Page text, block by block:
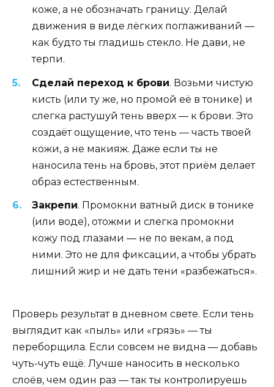
коже, а не обозначать границу. Делай
движения в виде лёгких поглаживаний —
как будто ты гладишь стекло. Не дави, не
терпи.
Сделай переход к брови. Возьми чистую
кисть (или ту же, но промой её в тонике) и
слегка растушуй тень вверх — к брови. Это
создаёт ощущение, что тень — часть твоей
кожи, а не макияж. Даже если ты не
наносила тень на бровь, этот приём делает
образ естественным.
Закрепи. Промокни ватный диск в тонике
(или воде), отожми и слегка промокни
кожу под глазами — не по векам, а под
ними. Это не для фиксации, а чтобы убрать
лишний жир и не дать тени «разбежаться».
Проверь результат в дневном свете. Если тень
выглядит как «пыль» или «грязь» — ты
переборщила. Если совсем не видна — добавь
чуть-чуть ещё. Лучше наносить в несколько
слоёв, чем один раз — так ты контролируешь